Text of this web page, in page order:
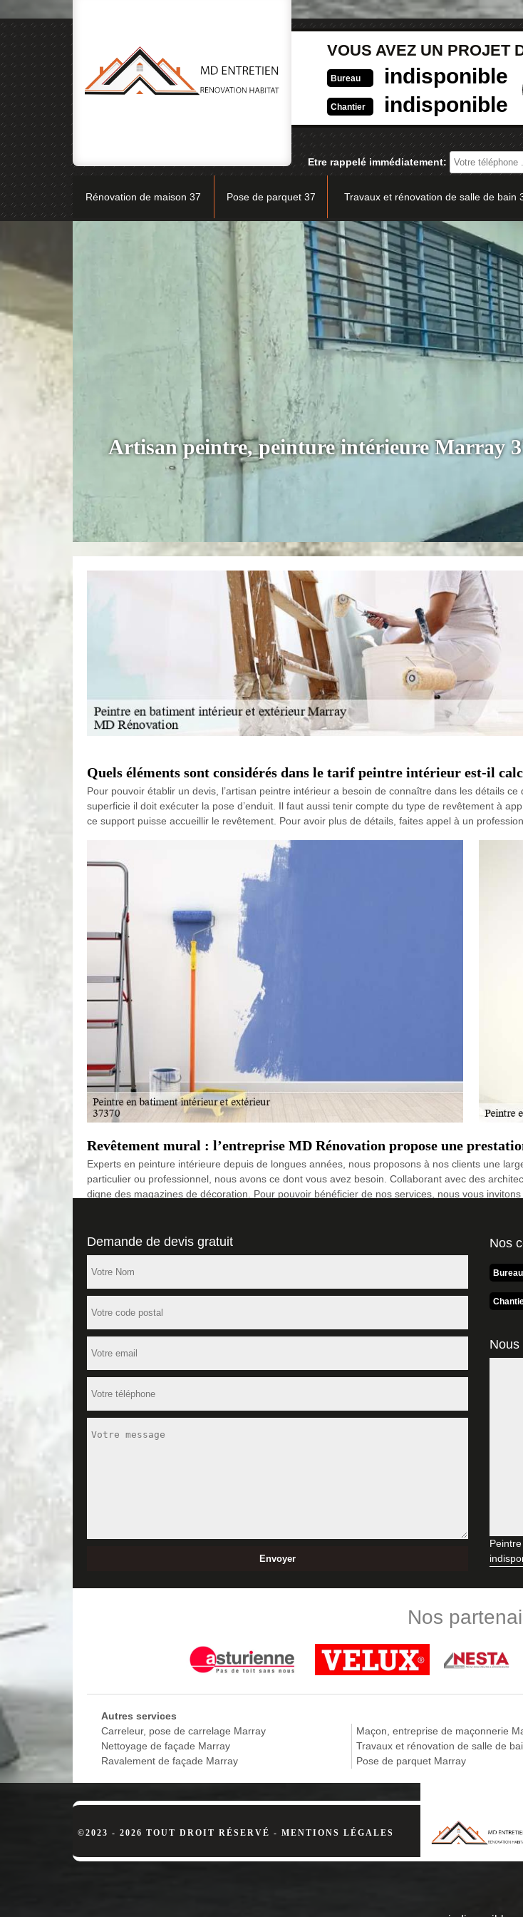
VOUS AVEZ UN PROJET
Bureau indisponible
Chantier indisponible
Etre rappelé immédiatement:
Rénovation de maison 37 Pose de parquet 37 Travaux et rénovation de salle de bain
Artisan peintre, peinture intérieure Marray
Quels éléments sont considérés dans le tarif peintre intérieur est-il
Pour pouvoir établir un devis, l’artisan peintre intérieur a besoin de connaître dans les détails
superficie il doit exécuter la pose d’enduit. Il faut aussi tenir compte du type de revêtement à
ce support puisse accueillir le revêtement. Pour avoir plus de détails, faites appel à un
Revêtement mural : l’entreprise MD Rénovation propose une
Experts en peinture intérieure depuis de longues années, nous proposons à nos clients une
particulier ou professionnel, nous avons ce dont vous avez besoin. Collaborant avec des
digne des magazines de décoration. Pour pouvoir bénéficier de nos services, nous vous
De la nécessité d’avoir recours à un peintre intérieur
La pose d’enduit est un travail qui doit être fait avec soin. Il y a des règles à respecter pour
épaisseur. Sans compétence, la pose d’enduit pourrait être mal exécutée, et des petites
l’enduit est appliqué pourrait se décoller. Pour minimiser les risques, faites appel à un
type de tâches. N’hésitez pas à l’appeler pour lui exposer vos projets.
Demander à plusieurs entreprises de vous établir un devis détaillé
Vous souhaitez entreprendre des travaux de rénovation de votre maison, incluant la peinture
maitriser vos dépenses. Le moyen idéal d’estimer de manière précise le budget à allouer à
peinture intérieure vont normalement vous le faire sans vous demander de frais. Choisissez-en
à la rubrique peinture intérieure.
Comment faire une pose d’enduit intérieur traditionnel ?
Il y a généralement deux types d’enduit : l’enduit traditionnel, en plusieurs couches et l’enduit
outre, ses services sont proposés à un tarif qui défie toutes les concurrences. Pour pouvoir jouir
Veuillez faire appel à un peintre d’intérieur compétent à Marray
Connue et réputée pour la qualité des services de ses peintres d’intérieur dans la Marray, MD
expérimentés qui seront en mesure de répondre à tous vos besoins. Pour ce fait, que ce soit
de rénovation d’intérieur, veuillez faire appel à la compétence et au savoir faire de ces peintres
MD Rénovation, entreprise de peinture intérieure dans le 37370
Basée à Marray, dans le 37370, notre entreprise est réputée être la meilleure quand il s’agit de
sommes prêts à donner des couleurs à l’intérieur de votre maison ! Nous utilisons d’habitude
nos services via notre formulaire de contact ou par téléphone.
Demande de devis gratuit Nos
Bureau
Nous
Nos
Autres services
Carreleur, pose de carrelage Marray
Nettoyage de façade Marray
Ravalement de façade Marray
Maçon, entreprise de maçonnerie
Travaux et rénovation de salle de
Pose de parquet Marray
©2023 - 2026 TOUT DROIT RÉSERVÉ - MENTIONS LÉGALES